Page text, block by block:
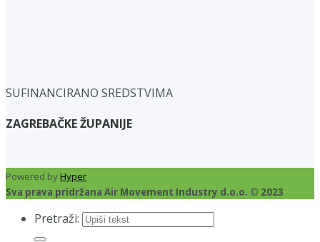
SUFINANCIRANO SREDSTVIMA
ZAGREBAČKE ŽUPANIJE
Powered byHyper
Sva prava pridržana Air Movement Industry d.o.o. © 2023
Pretraži: